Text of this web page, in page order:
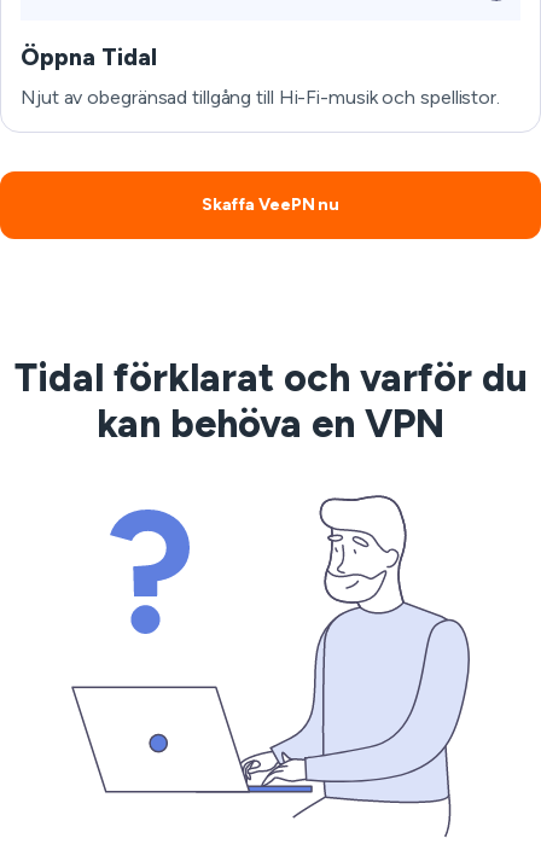
Öppna Tidal
Njut av obegränsad tillgång till Hi-Fi-musik och spellistor.
Skaffa VeePN nu
Tidal förklarat och varför du
kan behöva en VPN